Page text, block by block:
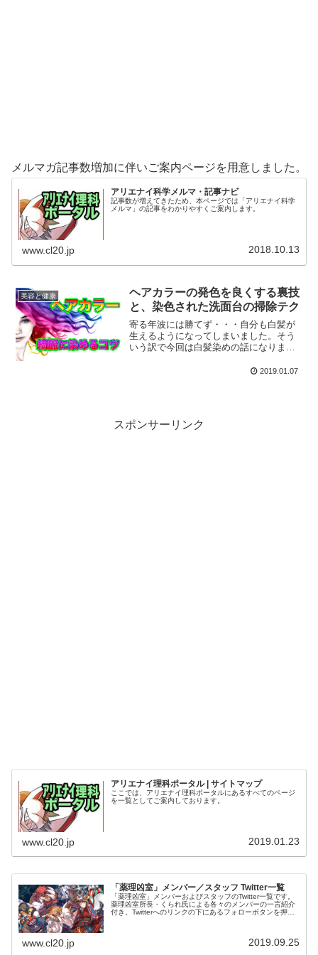
メルマガ記事数増加に伴いご案内ページを用意しました。
アリエナイ科学メルマ・記事ナビ
記事数が増えてきたため、本ページでは「アリエナイ科学
メルマ」の記事をわかりやすくご案内します。
www.cl20.jp 2018.10.13
美容と健康
ヘアカラーの発色を良くする裏技
と、染色された洗面台の掃除テク
寄る年波には勝てず・・・自分も白髪が
生えるようになってしまいました。そう
いう訳で今回は白髪染めの話になります
髪に縁のない方々にも有益かと思いま
2019.01.07
スポンサーリンク
アリエナイ理科ポータル | サイトマップ
ここでは、アリエナイ理科ポータルにあるすべてのページ
を一覧としてご案内しております。
www.cl20.jp 2019.01.23
「薬理凶室」メンバー／スタッフ Twitter一覧
「薬理凶室」メンバーおよびスタッフのTwitter一覧です。
薬理凶室所長・くられ氏による各々のメンバーの一言紹介
付き。Twitterへのリンクの下にあるフォローボタンを押す
www.cl20.jp 2019.09.25